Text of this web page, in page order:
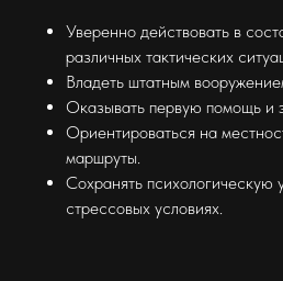
Уверенно действовать в
различных тактических
Владеть штатным
Оказывать первую помощь и
Ориентироваться на
маршруты.
Сохранять психологическую
стрессовых условиях.